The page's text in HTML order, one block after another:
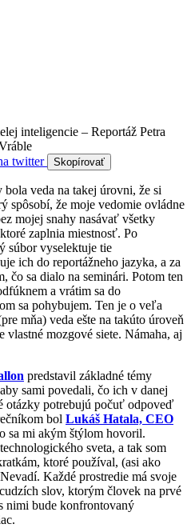
twitter Skopírovať
veda na takej úrovni, že si
spôsobí, že moje vedomie ovládne
mojej snahy nasávať všetky
zaplnia miestnosť. Po
súbor vyselektuje tie
ich do reportážneho jazyka, a za
čo sa dialo na seminári. Potom ten
a vrátim sa do
sa pohybujem. Ten je o veľa
mňa) veda ešte na takúto úroveň
vlastné mozgové siete. Námaha, aj
predstavil základné témy
sami povedali, čo ich v danej
otázky potrebujú počuť odpoveď
bol Lukáš Hatala, CEO
sa mi akým štýlom hovoril.
sveta, a tak som
ktoré používal, (asi ako
Každé prostredie má svoje
slov, ktorým človek na prvé
nimi bude konfrontovaný